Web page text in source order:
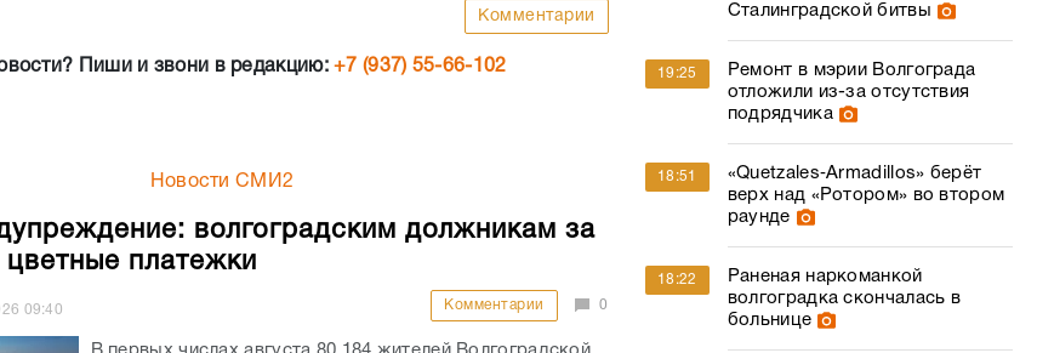
Комментарии
Пиши и звони в редакцию:+7 (937) 55-66-102
Новости СМИ2
волгоградским должникам за
цветные платежки
09:40 Комментарии 0
Сталинградской битвы
19:25
Ремонт в мэрии Волгограда
отложили из-за отсутствия
подрядчика
18:51
«Quetzales‑Armadillos» берёт
верх над «Ротором» во втором
раунде
18:22
Раненая наркоманкой
волгоградка скончалась в
больнице